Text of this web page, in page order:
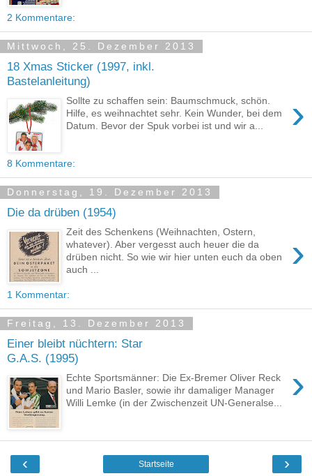
2 Kommentare:
Mittwoch, 25. Dezember 2013
18 Xmas Sticker (1997, inkl.
Bastelanleitung)
›
Sollte zu schaffen sein: Baumschmuck, schön.
Hilfe, es weihnachtet sehr. Kein Wunder, bei dem
Datum. Bevor der Spuk vorbei ist und wir a...
8 Kommentare:
Donnerstag, 19. Dezember 2013
Die da drüben (1954)
›
Zeit des Schenkens (Weihnachten, Ostern,
whatever). Aber vergesst auch heuer die da
drüben nicht. So wie wir hier unten euch da oben
auch ...
1 Kommentar:
Freitag, 13. Dezember 2013
Einer bleibt nüchtern: Star
G.A.S. (1995)
›
Echte Sportsmänner: Die Ex-Bremer Oliver Reck
und Mario Basler, sowie ihr damaliger Manager
Willi Lemke (in der Zwischenzeit UN-Generalse...
‹ ›
Startseite